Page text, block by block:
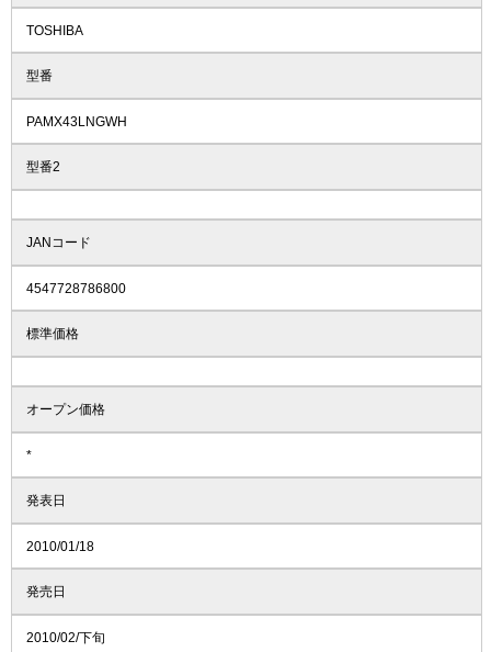
TOSHIBA
型番
PAMX43LNGWH
型番2
JANコード
4547728786800
標準価格
オープン価格
*
発表日
2010/01/18
発売日
2010/02/下旬